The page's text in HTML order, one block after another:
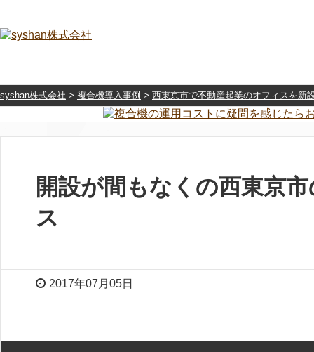
syshan株式会社 > 複合機導入事例 > 西東京市で不動産起業のオフィスを新
開設が間もなくの西東京
ス
2017年07月05日